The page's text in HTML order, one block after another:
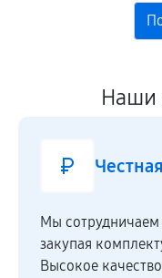
Наши
Мы
закупая
Высокое